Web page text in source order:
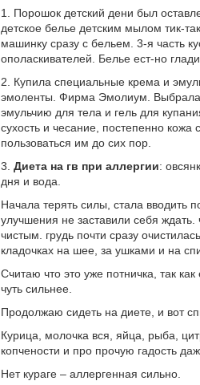
1. Порошок детский дени был
детское белье детским мылом тик-
машинку сразу с бельем. 3-я часть
ополаскивателей. Белье ест-но
2. Купила специальные крема и
эмоленты. Фирма Эмолиум.
эмульчию для тела и гель для
сухость и чесание, постепенно
пользоваться им до сих пор.
3. Диета на гв при аллергии:
дня и вода.
Начала терять силы, стала вводить
улучшения не заставили себя
чистым. грудь почти сразу
кладочках на шее, за ушками и на
Считаю что это уже потничка, так
чуть сильнее.
Продолжаю сидеть на диете, и вот
Курица, молочка вся, яйца, рыба,
копчености и про прочую гадость
Нет кураге – аллергенная сильно.